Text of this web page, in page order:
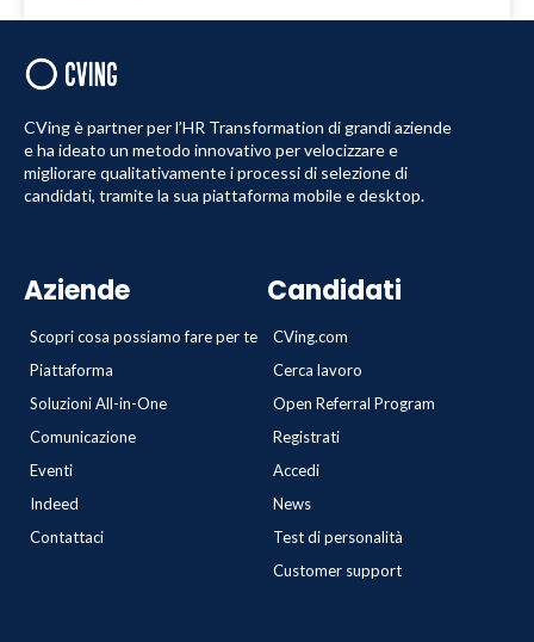
CVing è partner per l’HR Transformation di grandi aziende
e ha ideato un metodo innovativo per velocizzare e
migliorare qualitativamente i processi di selezione di
candidati, tramite la sua piattaforma mobile e desktop.
Aziende
Scopri cosa possiamo fare per te
Piattaforma
Soluzioni All-in-One
Comunicazione
Eventi
Indeed
Contattaci
Candidati
CVing.com
Cerca lavoro
Open Referral Program
Registrati
Accedi
News
Test di personalità
Customer support